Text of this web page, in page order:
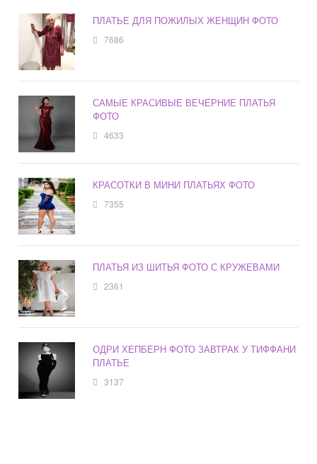
ПЛАТЬЕ ДЛЯ ПОЖИЛЫХ ЖЕНЩИН ФОТО
7686
САМЫЕ КРАСИВЫЕ ВЕЧЕРНИЕ ПЛАТЬЯ
ФОТО
4633
КРАСОТКИ В МИНИ ПЛАТЬЯХ ФОТО
7355
ПЛАТЬЯ ИЗ ШИТЬЯ ФОТО С КРУЖЕВАМИ
2361
ОДРИ ХЕПБЕРН ФОТО ЗАВТРАК У ТИФФАНИ
ПЛАТЬЕ
3137